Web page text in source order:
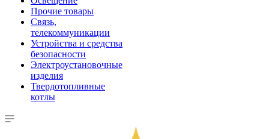
Прочие товары
Связь,
телекоммуникации
Устройства и средства
безопасности
Электроустановочные
изделия
Твердотопливные
котлы